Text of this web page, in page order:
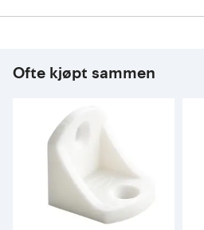
Ofte kjøpt sammen